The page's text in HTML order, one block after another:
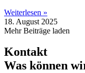
Weiterlesen »
18. August 2025
Mehr Beiträge laden
Kontakt
Was können